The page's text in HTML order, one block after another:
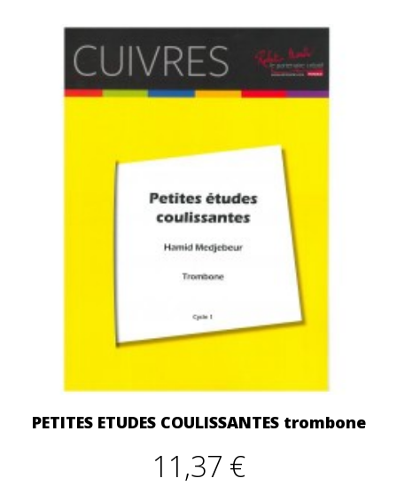
PETITES ETUDES COULISSANTES trombone
11,37 €